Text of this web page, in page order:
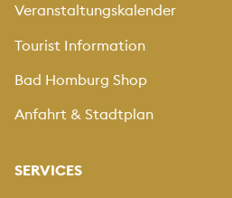
Veranstaltungskalender
Tourist Information
Bad Homburg Shop
Anfahrt & Stadtplan
SERVICES